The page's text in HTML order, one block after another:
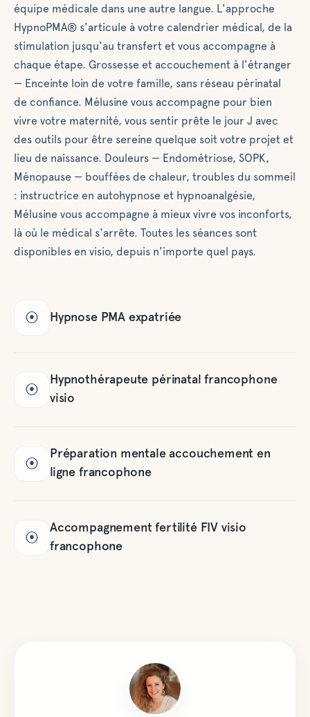
équipe médicale dans une autre langue. L'approche
HypnoPMA® s'articule à votre calendrier médical, de la
stimulation jusqu'au transfert et vous accompagne à
chaque étape. Grossesse et accouchement à l'étranger
— Enceinte loin de votre famille, sans réseau périnatal
de confiance. Mélusine vous accompagne pour bien
vivre votre maternité, vous sentir prête le jour J avec
des outils pour être sereine quelque soit votre projet et
lieu de naissance. Douleurs — Endométriose, SOPK,
Ménopause — bouffées de chaleur, troubles du sommeil
: instructrice en autohypnose et hypnoanalgésie,
Mélusine vous accompagne à mieux vivre vos inconforts,
là où le médical s'arrête. Toutes les séances sont
disponibles en visio, depuis n'importe quel pays.
⦿ Hypnose PMA expatriée
⦿
Hypnothérapeute périnatal francophone
visio
⦿
Préparation mentale accouchement en
ligne francophone
⦿
Accompagnement fertilité FIV visio
francophone